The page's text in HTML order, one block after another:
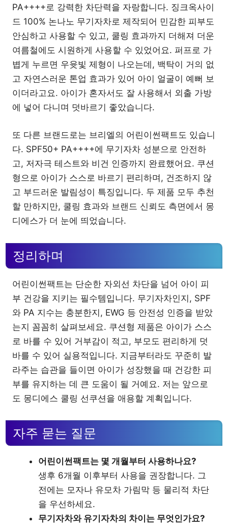
PA++++로 강력한 차단력을 자랑합니다. 징크옥사이
드 100% 논나노 무기자차로 제작되어 민감한 피부도
안심하고 사용할 수 있고, 쿨링 효과까지 더해져 더운
여름철에도 시원하게 사용할 수 있었어요. 퍼프로 가
볍게 누르면 우윳빛 제형이 나오는데, 백탁이 거의 없
고 자연스러운 톤업 효과가 있어 아이 얼굴이 예뻐 보
이더라고요. 아이가 혼자서도 잘 사용해서 외출 가방
에 넣어 다니며 덧바르기 좋았습니다.
또 다른 브랜드로는 브리엘의 어린이썬팩트도 있습니
다. SPF50+ PA++++에 무기자차 성분으로 안전하
고, 저자극 테스트와 비건 인증까지 완료했어요. 쿠션
형으로 아이가 스스로 바르기 편리하며, 건조하지 않
고 부드러운 발림성이 특징입니다. 두 제품 모두 추천
할 만하지만, 쿨링 효과와 브랜드 신뢰도 측면에서 몽
디에스가 더 눈에 띄었습니다.
정리하며
어린이썬팩트는 단순한 자외선 차단을 넘어 아이 피
부 건강을 지키는 필수템입니다. 무기자차인지, SPF
와 PA 지수는 충분한지, EWG 등 안전성 인증을 받았
는지 꼼꼼히 살펴보세요. 쿠션형 제품은 아이가 스스
로 바를 수 있어 거부감이 적고, 부모도 편리하게 덧
바를 수 있어 실용적입니다. 지금부터라도 꾸준히 발
라주는 습관을 들이면 아이가 성장했을 때 건강한 피
부를 유지하는 데 큰 도움이 될 거예요. 저는 앞으로
도 몽디에스 쿨링 선쿠션을 애용할 계획입니다.
자주 묻는 질문
어린이썬팩트는 몇 개월부터 사용하나요?
생후 6개월 이후부터 사용을 권장합니다. 그
전에는 모자나 유모차 가림막 등 물리적 차단
을 우선하세요.
무기자차와 유기자차의 차이는 무엇인가요?